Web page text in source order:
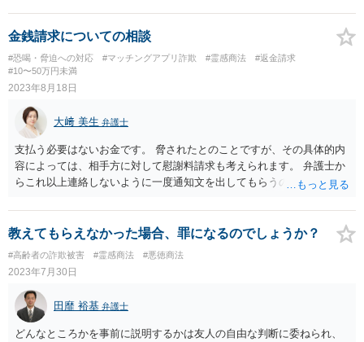
金銭請求についての相談
#恐喝・脅迫への対応 #マッチングアプリ詐欺 #霊感商法
#返金請求
#10〜50万円未満
2023年8月18日
大﨑 美生 弁護士
支払う必要はないお金です。 脅されたとのことですが、その具体的内
容によっては、相手方に対して慰謝料請求も考えられます。 弁護士か
らこれ以上連絡しないように一度通知文を出してもらうのがいいと思
教えてもらえなかった場合、罪になるのでしょうか？
#高齢者の詐欺被害 #霊感商法 #悪徳商法
2023年7月30日
田靡 裕基 弁護士
どんなところかを事前に説明するかは友人の自由な判断に委ねられ、